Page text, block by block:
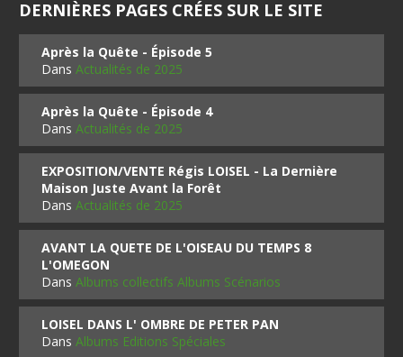
DERNIÈRES PAGES CRÉES SUR LE SITE
Après la Quête - Épisode 5
DansActualités de 2025
Après la Quête - Épisode 4
DansActualités de 2025
EXPOSITION/VENTE Régis LOISEL - La Dernière
Maison Juste Avant la Forêt
DansActualités de 2025
AVANT LA QUETE DE L'OISEAU DU TEMPS 8
L'OMEGON
DansAlbums collectifs Albums Scénarios
LOISEL DANS L' OMBRE DE PETER PAN
DansAlbums Editions Spéciales